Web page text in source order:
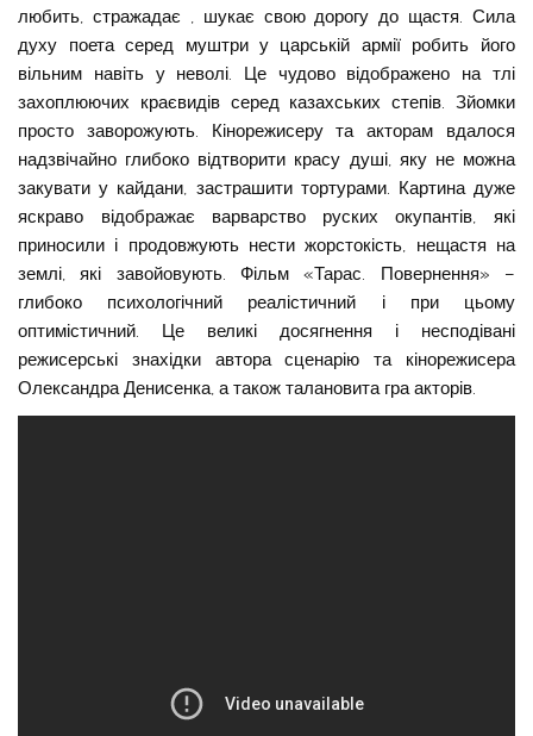
любить, стражадає , шукає свою дорогу до щастя. Сила
духу поета серед муштри у царській армії робить його
вільним навіть у неволі. Це чудово відображено на тлі
захоплюючих краєвидів серед казахських степів. Зйомки
просто заворожують. Кінорежисеру та акторам вдалося
надзвічайно глибоко відтворити красу душі, яку не можна
закувати у кайдани, застрашити тортурами. Картина дуже
яскраво відображає варварство руских окупантів, які
приносили і продовжують нести жорстокість, нещастя на
землі, які завойовують. Фільм «Тарас. Повернення» –
глибоко психологічний реалістичний і при цьому
оптимістичний. Це великі досягнення і несподівані
режисерські знахідки автора сценарію та кінорежисера
Олександра Денисенка, а також талановита гра акторів.